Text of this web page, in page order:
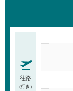
往路
(行き)